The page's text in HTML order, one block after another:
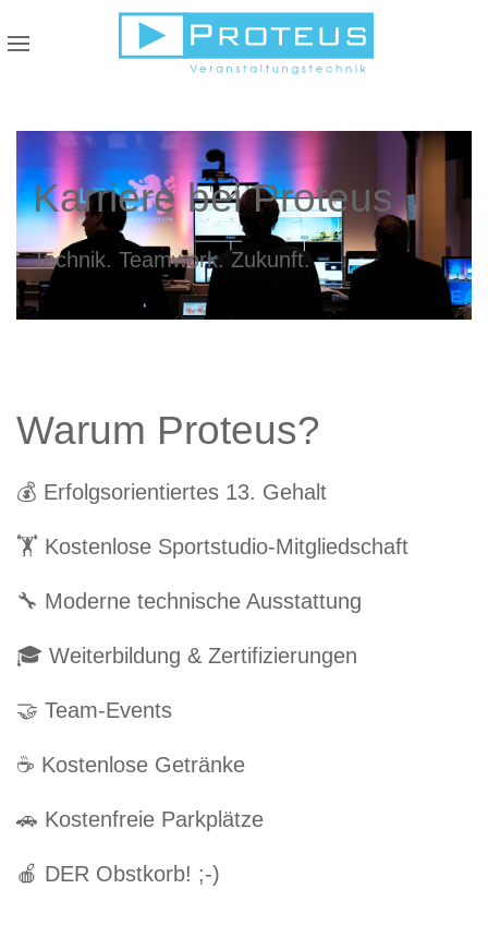
Karriere bei Proteus
Technik. Teamwork. Zukunft.
Warum Proteus?
💰 Erfolgsorientiertes 13. Gehalt
🏋️ Kostenlose Sportstudio-Mitgliedschaft
🔧 Moderne technische Ausstattung
🎓 Weiterbildung & Zertifizierungen
🤝 Team-Events
☕ Kostenlose Getränke
🚗 Kostenfreie Parkplätze
🍎 DER Obstkorb! ;-)